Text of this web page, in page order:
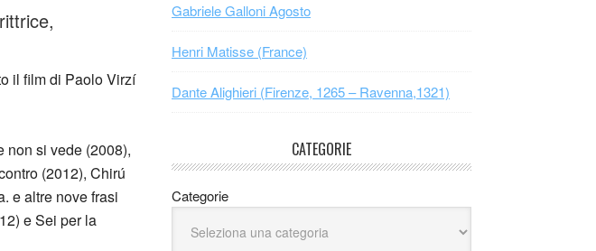
il film di Paolo Virzí
non si vede (2008),
(2012), Chirú
e altre nove frasi
e Sei per la
Gabriele Galloni Agosto
Henri Matisse (France)
Dante Alighieri (Firenze, 1265 – Ravenna,1321)
CATEGORIE
Categorie